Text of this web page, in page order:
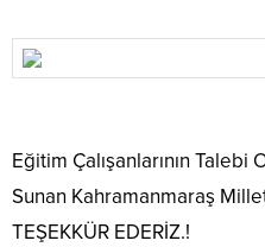
Eğitim Çalışanlarının
Sunan Kahramanmaraş
TEŞEKKÜR EDERİZ.!